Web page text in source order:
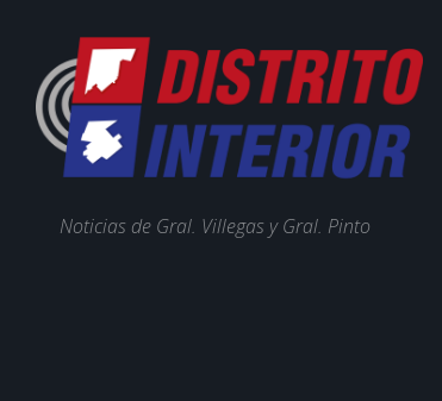
Noticias de Gral. Villegas y Gral. Pinto